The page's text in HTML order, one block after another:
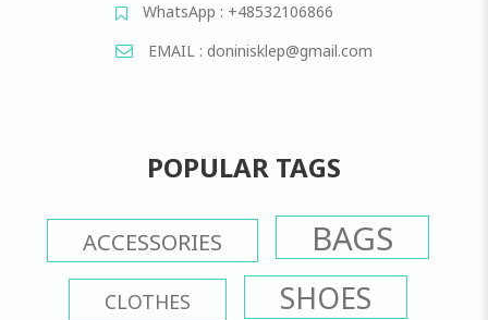
WhatsApp : +48532106866
EMAIL : doninisklep@gmail.com
POPULAR TAGS
ACCESSORIES BAGS
CLOTHES SHOES